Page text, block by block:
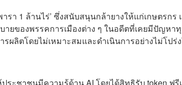
รา 1 ล้านไร่’ ซึ่งสนับสนุนกล้ายางให้แก่เกษตรกร
ยของพรรคการเมืองต่าง ๆ ในอดีตที่เคยมีปัญหา
ผลิตโดยไม่เหมาะสมและดำเนินการอย่างไม่โป
ประชาชนมีความรู้ด้าน AI โดยได้สิทธิรับ token ฟรี